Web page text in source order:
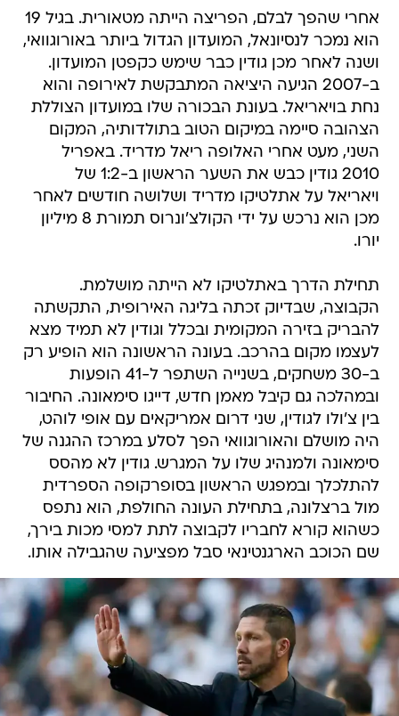
אחרי שהפך לבלם, הפריצה הייתה מטאורית. בגיל 19
הוא נמכר לנסיונאל, המועדון הגדול ביותר באורוגוואי,
ושנה לאחר מכן גודין כבר שימש כקפטן המועדון.
ב-2007 הגיעה היציאה המתבקשת לאירופה והוא
נחת בויאריאל. בעונת הבכורה שלו במועדון הצוללת
הצהובה סיימה במיקום הטוב בתולדותיה, המקום
השני, מעט אחרי האלופה ריאל מדריד. באפריל
2010 גודין כבש את השער הראשון ב-1:2 של
ויאריאל על אתלטיקו מדריד ושלושה חודשים לאחר
מכן הוא נרכש על ידי הקולצ'ונרוס תמורת 8 מיליון
יורו.
תחילת הדרך באתלטיקו לא הייתה מושלמת.
הקבוצה, שבדיוק זכתה בליגה האירופית, התקשתה
להבריק בזירה המקומית ובכלל וגודין לא תמיד מצא
לעצמו מקום בהרכב. בעונה הראשונה הוא הופיע רק
ב-30 משחקים, בשנייה השתפר ל-41 הופעות
ובמהלכה גם קיבל מאמן חדש, דייגו סימאונה. החיבור
בין צ'ולו לגודין, שני דרום אמריקאים עם אופי לוהט,
היה מושלם והאורוגוואי הפך לסלע במרכז ההגנה של
סימאונה ולמנהיג שלו על המגרש. גודין לא מהסס
להתלכלך ובמפגש הראשון בסופרקופה הספרדית
מול ברצלונה, בתחילת העונה החולפת, הוא נתפס
כשהוא קורא לחבריו לקבוצה לתת למסי מכות בירך,
שם הכוכב הארגנטינאי סבל מפציעה שהגבילה אותו.